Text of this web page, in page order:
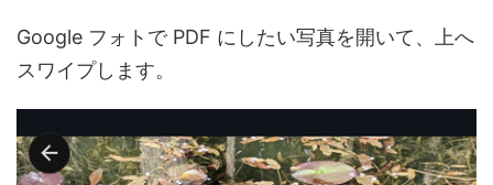
Google フォトで PDF にしたい写真を開いて、上へ
スワイプします。